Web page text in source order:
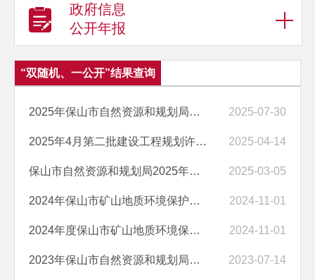
政府信息
公开年报
“双随机、一公开”结果查询
2025年保山市自然资源和规划局测绘地理信息监督检查暨“双随机、一公开... 2025-07-30
2025年4月第二批建设工程规划许可证办理目录 2025-04-14
​保山市自然资源和规划局2025年度“双随机、一公开”抽查工作计划 2025-03-05
2024年保山市矿山地质环境保护与土地复垦“双随机、一公开”检查结果公... 2024-11-01
2024年度保山市矿山地质环境保护与土地复垦“双随机、一公开”监督检查... 2024-11-01
2023年保山市自然资源和规划局测绘地理信息监督检查暨“双随机、一公开... 2023-07-14